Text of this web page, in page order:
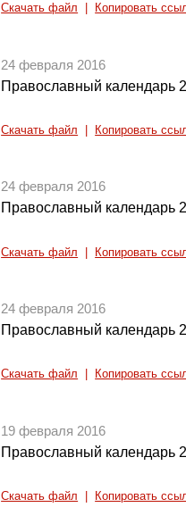
Скачать файл Копировать
24 февраля 2016
Православный календарь
Скачать файл Копировать
24 февраля 2016
Православный календарь
Скачать файл Копировать
24 февраля 2016
Православный календарь
Скачать файл Копировать
19 февраля 2016
Православный календарь
Скачать файл Копировать